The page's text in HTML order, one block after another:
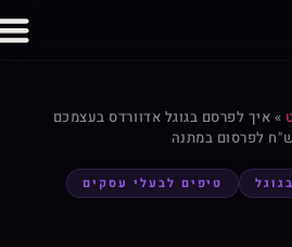
»איך לפרסם בגוגל אדוורדס בעצמכם
טיפים לבעלי עסקים